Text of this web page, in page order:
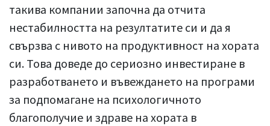
такива компании започна да отчита
нестабилността на резултатите си и да я
свързва с нивото на продуктивност на хората
си. Това доведе до сериозно инвестиране в
разработването и въвеждането на програми
за подпомагане на психологичното
благополучие и здраве на хората в